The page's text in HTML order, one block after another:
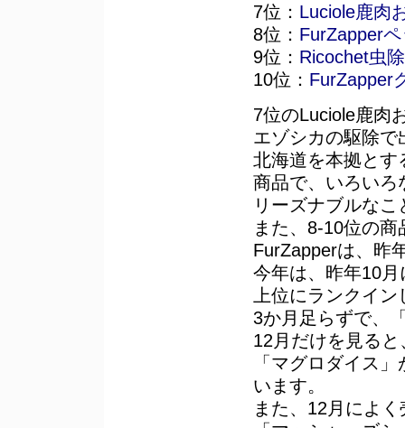
7位： Luciole鹿肉
8位： FurZapper
9位： Ricochet虫
10位： FurZapper
7位のLuciole鹿肉
エゾシカの駆除
北海道を本拠とす
商品で、いろいろ
リーズナブルな
また、8-10位の
FurZapperは、昨
今年は、昨年10
上位にランクイ
3か月足らずで、
12月だけを見ると
「マグロダイス
います。
また、12月によ